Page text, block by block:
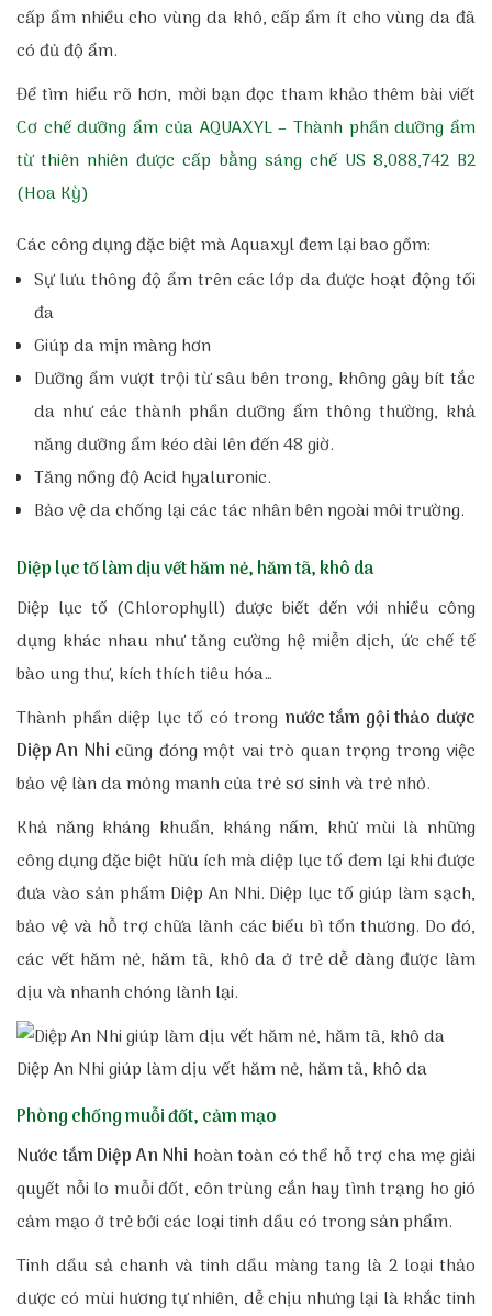
cấp ẩm nhiều cho vùng da khô, cấp ẩm ít cho vùng da đã
có đủ độ ẩm.
Để tìm hiểu rõ hơn, mời bạn đọc tham khảo thêm bài viết
Cơ chế dưỡng ẩm của AQUAXYL – Thành phần dưỡng ẩm
từ thiên nhiên được cấp bằng sáng chế US 8,088,742 B2
(Hoa Kỳ)
Các công dụng đặc biệt mà Aquaxyl đem lại bao gồm:
Sự lưu thông độ ẩm trên các lớp da được hoạt động tối
đa
Giúp da mịn màng hơn
Dưỡng ẩm vượt trội từ sâu bên trong, không gây bít tắc
da như các thành phần dưỡng ẩm thông thường, khả
năng dưỡng ẩm kéo dài lên đến 48 giờ.
Tăng nồng độ Acid hyaluronic.
Bảo vệ da chống lại các tác nhân bên ngoài môi trường.
Diệp lục tố làm dịu vết hăm nẻ, hăm tã, khô da
Diệp lục tố (Chlorophyll) được biết đến với nhiều công
dụng khác nhau như tăng cường hệ miễn dịch, ức chế tế
bào ung thư, kích thích tiêu hóa…
Thành phần diệp lục tố có trong nước tắm gội thảo dược
Diệp An Nhi cũng đóng một vai trò quan trọng trong việc
bảo vệ làn da mỏng manh của trẻ sơ sinh và trẻ nhỏ.
Khả năng kháng khuẩn, kháng nấm, khử mùi là những
công dụng đặc biệt hữu ích mà diệp lục tố đem lại khi được
đưa vào sản phẩm Diệp An Nhi. Diệp lục tố giúp làm sạch,
bảo vệ và hỗ trợ chữa lành các biểu bì tổn thương. Do đó,
các vết hăm nẻ, hăm tã, khô da ở trẻ dễ dàng được làm
dịu và nhanh chóng lành lại.
Diệp An Nhi giúp làm dịu vết hăm nẻ, hăm tã, khô da
Phòng chống muỗi đốt, cảm mạo
Nước tắm Diệp An Nhi hoàn toàn có thể hỗ trợ cha mẹ giải
quyết nỗi lo muỗi đốt, côn trùng cắn hay tình trạng ho gió
cảm mạo ở trẻ bởi các loại tinh dầu có trong sản phẩm.
Tinh dầu sả chanh và tinh dầu màng tang là 2 loại thảo
dược có mùi hương tự nhiên, dễ chịu nhưng lại là khắc tinh